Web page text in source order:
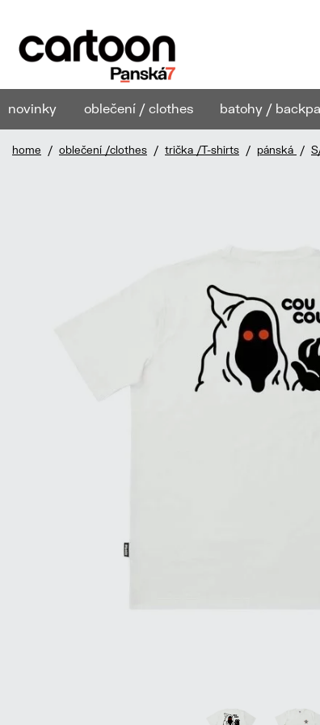
novinky oblečení / clothes batohy /
home / oblečení /clothes / trička /T-shirts / pánská /